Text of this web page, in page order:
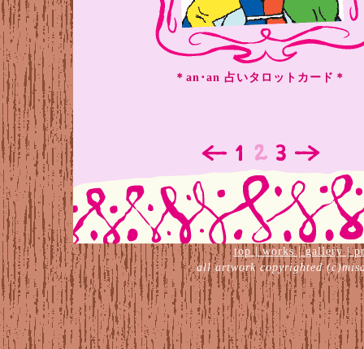
＊an･an 占いタロットカード＊
top |works| gallery|
all artwork copyrighted